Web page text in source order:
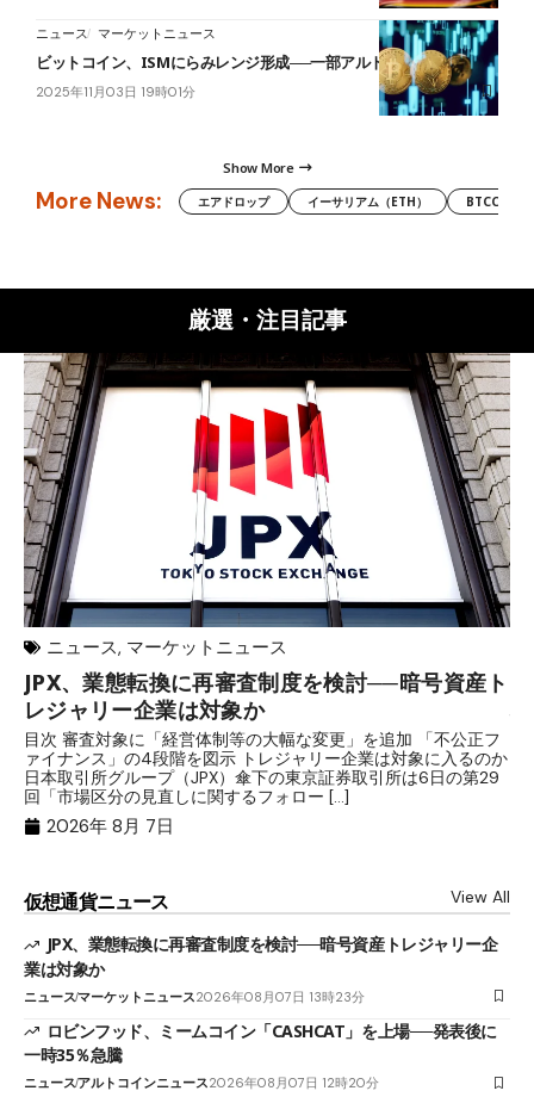
ニュース マーケットニュース
ビットコイン、ISMにらみレンジ形成──一部アルトコインが活況
2025年11月03日 19時01分
Show More
More News: エアドロップ イーサリアム（ETH） BTCC
厳選・注目記事
ニュース, マーケットニュース
JPX、業態転換に再審査制度を検討──暗号資産ト
レジャリー企業は対象か
目次 審査対象に「経営体制等の大幅な変更」を追加 「不公正フ
ァイナンス」の4段階を図示 トレジャリー企業は対象に入るのか
日本取引所グループ（JPX）傘下の東京証券取引所は6日の第29
回「市場区分の見直しに関するフォロー […]
2026年 8月 7日
仮想通貨ニュース View All
JPX、業態転換に再審査制度を検討──暗号資産トレジャリー企
業は対象か
ニュースマーケットニュース2026年08月07日 13時23分
ロビンフッド、ミームコイン「CASHCAT」を上場──発表後に
一時35％急騰
ニュースアルトコインニュース2026年08月07日 12時20分